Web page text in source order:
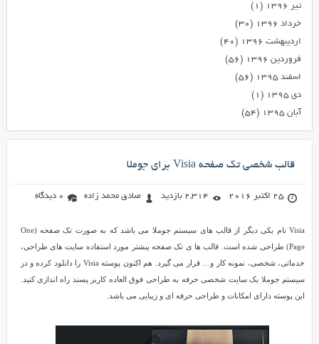
تیر ۱۳۹۶
(۱)
خرداد ۱۳۹۶
(۳۰)
اردیبهشت ۱۳۹۶
(۴۰)
فروردین ۱۳۹۶
(۵۶)
اسفند ۱۳۹۵
(۵۶)
دی ۱۳۹۵
(۱)
آبان ۱۳۹۵
(۵۴)
قالب شخصی تک صفحه Visia برای جوملا
25 اکتبر 2016 2,314 بازدید صادق محمد زاده 0 دیدگاه
Visia نام یکی دیگر از قالب های سیستم جوملا می باشد که به صورت تک صفحه (One
Page) طراحی شده است. قالب ها ی تک صفحه بیشتر مورد استفاده سایت های طراحی،
خدماتی، شخصی، نمونه کار و… قرار می گیرد. هم اکنون پوسته Visia را دانلود کرده و در
سیستم جوملا یک سایت شخصی حرفه به طراحی فوق العاده کاربر پسند راه اندازی کنید.
این پوسته دارای امکانات و طراحی حرفه ای و زیبایی می باشد.